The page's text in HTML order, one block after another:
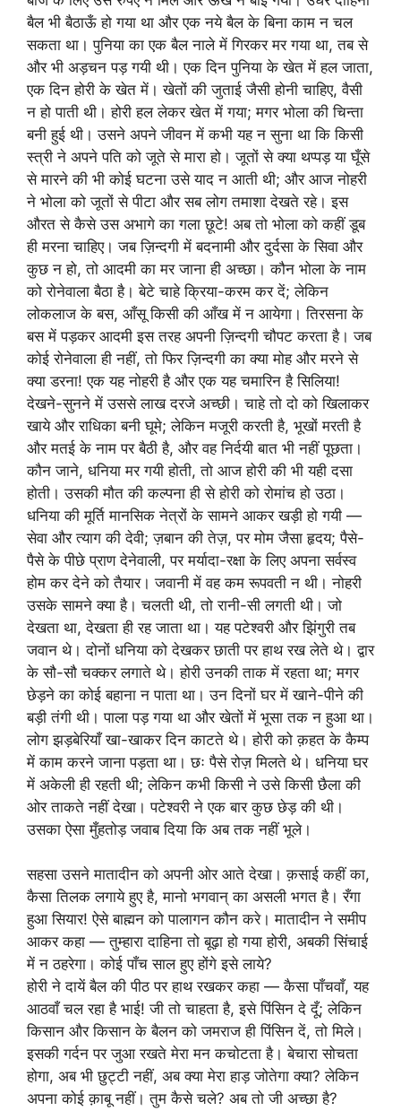
बैल भी बैठाऊँ हो गया था और एक नये बैल के बिना काम न चल
सकता था। पुनिया का एक बैल नाले में गिरकर मर गया था, तब से
और भी अड़चन पड़ गयी थी। एक दिन पुनिया के खेत में हल जाता,
एक दिन होरी के खेत में। खेतों की जुताई जैसी होनी चाहिए, वैसी
न हो पाती थी। होरी हल लेकर खेत में गया; मगर भोला की चिन्ता
बनी हुई थी। उसने अपने जीवन में कभी यह न सुना था कि किसी
स्त्री ने अपने पति को जूते से मारा हो। जूतों से क्या थप्पड़ या घूँसे
से मारने की भी कोई घटना उसे याद न आती थी; और आज नोहरी
ने भोला को जूतों से पीटा और सब लोग तमाशा देखते रहे। इस
औरत से कैसे उस अभागे का गला छूटे! अब तो भोला को कहीं डूब
ही मरना चाहिए। जब ज़िन्दगी में बदनामी और दुर्दसा के सिवा और
कुछ न हो, तो आदमी का मर जाना ही अच्छा। कौन भोला के नाम
को रोनेवाला बैठा है। बेटे चाहे क्रिया-करम कर दें; लेकिन
लोकलाज के बस, आँसू किसी की आँख में न आयेगा। तिरसना के
बस में पड़कर आदमी इस तरह अपनी ज़िन्दगी चौपट करता है। जब
कोई रोनेवाला ही नहीं, तो फिर ज़िन्दगी का क्या मोह और मरने से
क्या डरना! एक यह नोहरी है और एक यह चमारिन है सिलिया!
देखने-सुनने में उससे लाख दरजे अच्छी। चाहे तो दो को खिलाकर
खाये और राधिका बनी घूमे; लेकिन मजूरी करती है, भूखों मरती है
और मतई के नाम पर बैठी है, और वह निर्दयी बात भी नहीं पूछता।
कौन जाने, धनिया मर गयी होती, तो आज होरी की भी यही दसा
होती। उसकी मौत की कल्पना ही से होरी को रोमांच हो उठा।
धनिया की मूर्ति मानसिक नेत्रों के सामने आकर खड़ी हो गयी —
सेवा और त्याग की देवी; ज़बान की तेज़, पर मोम जैसा हृदय; पैसे-
पैसे के पीछे प्राण देनेवाली, पर मर्यादा-रक्षा के लिए अपना सर्वस्व
होम कर देने को तैयार। जवानी में वह कम रूपवती न थी। नोहरी
उसके सामने क्या है। चलती थी, तो रानी-सी लगती थी। जो
देखता था, देखता ही रह जाता था। यह पटेश्वरी और झिंगुरी तब
जवान थे। दोनों धनिया को देखकर छाती पर हाथ रख लेते थे। द्वार
के सौ-सौ चक्कर लगाते थे। होरी उनकी ताक में रहता था; मगर
छेड़ने का कोई बहाना न पाता था। उन दिनों घर में खाने-पीने की
बड़ी तंगी थी। पाला पड़ गया था और खेतों में भूसा तक न हुआ था।
लोग झड़बेरियाँ खा-खाकर दिन काटते थे। होरी को क़हत के कैम्प
में काम करने जाना पड़ता था। छः पैसे रोज़ मिलते थे। धनिया घर
में अकेली ही रहती थी; लेकिन कभी किसी ने उसे किसी छैला की
ओर ताकते नहीं देखा। पटेश्वरी ने एक बार कुछ छेड़ की थी।
उसका ऐसा मुँहतोड़ जवाब दिया कि अब तक नहीं भूले।
सहसा उसने मातादीन को अपनी ओर आते देखा। क़साई कहीं का,
कैसा तिलक लगाये हुए है, मानो भगवान् का असली भगत है। रँगा
हुआ सियार! ऐसे बाह्मन को पालागन कौन करे। मातादीन ने समीप
आकर कहा — तुम्हारा दाहिना तो बूढ़ा हो गया होरी, अबकी सिंचाई
में न ठहरेगा। कोई पाँच साल हुए होंगे इसे लाये?
होरी ने दायें बैल की पीठ पर हाथ रखकर कहा — कैसा पाँचवाँ, यह
आठवाँ चल रहा है भाई! जी तो चाहता है, इसे पिंसिन दे दूँ; लेकिन
किसान और किसान के बैलन को जमराज ही पिंसिन दें, तो मिले।
इसकी गर्दन पर जुआ रखते मेरा मन कचोटता है। बेचारा सोचता
होगा, अब भी छुट्टी नहीं, अब क्या मेरा हाड़ जोतेगा क्या? लेकिन
अपना कोई क़ाबू नहीं। तुम कैसे चले? अब तो जी अच्छा है?